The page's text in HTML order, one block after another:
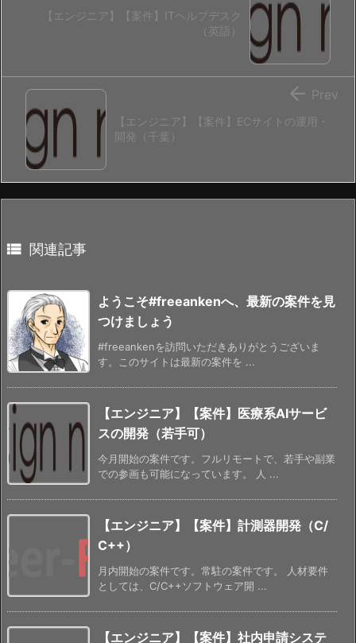
【エンジニア】【案件】ITヘルプデスク
（英語）
【エンジニア】【案件】ECサイトの運用・
開発（千葉）
 Prev
 関連記事
ようこそ#freeankenへ、最新の案件を見
つけましょう
#freeankenを訪問いただきありがとうございま
す。このサイトは最新の案件を ...
【エンジニア】【案件】医療系AIサービ
スの開発（若手可）
今月開始の案件です。フルリモートで、若手や副業
での参画も可能になっています。 人 ...
【エンジニア】【案件】計測器開発（C/
C++）
月内開始の案件です。常駐の案件です。 人材要件
としては、C/C++ソフトウェア開 ...
【エンジニア】【案件】社内申請システ